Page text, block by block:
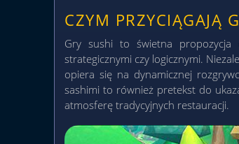
CZYM PRZYCIĄGAJĄ
Gry sushi to świetna propozycja
strategicznymi czy logicznymi.
opiera się na dynamicznej
sashimi to również pretekst do
atmosferę tradycyjnych restauracji.